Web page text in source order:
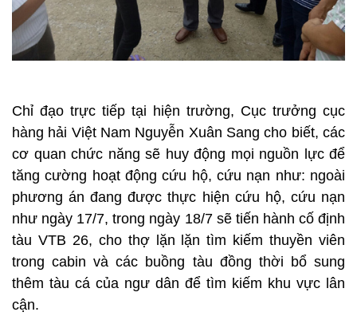
Chỉ đạo trực tiếp tại hiện trường, Cục trưởng cục
hàng hải Việt Nam Nguyễn Xuân Sang cho biết, các
cơ quan chức năng sẽ huy động mọi nguồn lực để
tăng cường hoạt động cứu hộ, cứu nạn như: ngoài
phương án đang được thực hiện cứu hộ, cứu nạn
như ngày 17/7, trong ngày 18/7 sẽ tiến hành cố định
tàu VTB 26, cho thợ lặn lặn tìm kiếm thuyền viên
trong cabin và các buồng tàu đồng thời bổ sung
thêm tàu cá của ngư dân để tìm kiếm khu vực lân
cận.